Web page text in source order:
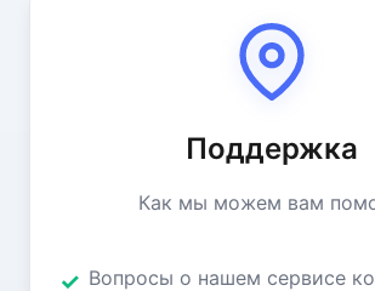
Поддержка
Как мы можем вам
Вопросы о нашем сервисе